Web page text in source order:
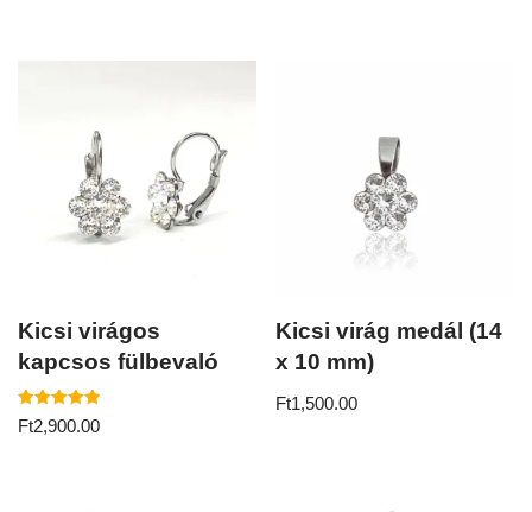
Kicsi virágos
kapcsos fülbevaló
Értékelés:
5.00
Ft2,900.00
Kicsi virág medál (14
x 10 mm)
Ft1,500.00